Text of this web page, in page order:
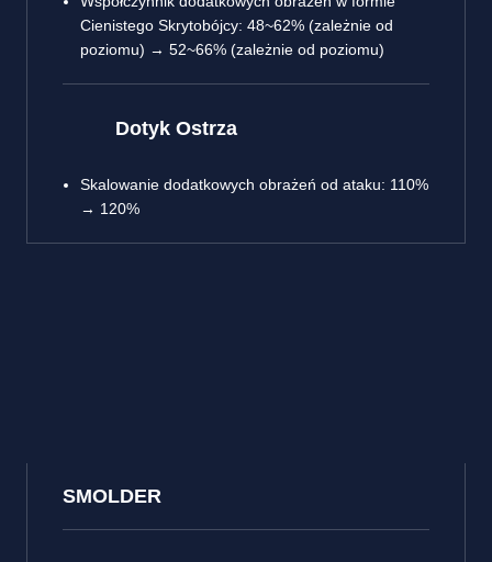
Cienistego Skrytobójcy: 48~62% (zależnie od
poziomu) → 52~66% (zależnie od poziomu)
Dotyk Ostrza
Skalowanie dodatkowych obrażeń od ataku: 110%
→ 120%
SMOLDER